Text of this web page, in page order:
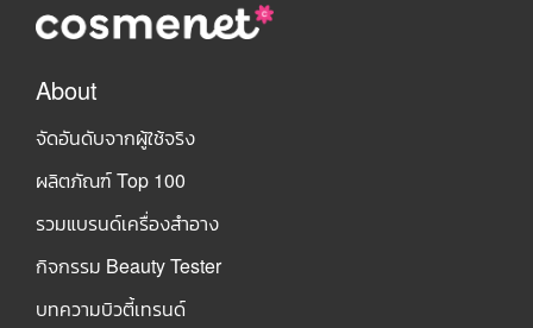
About
จัดอันดับจากผู้ใช้จริง
ผลิตภัณฑ์ Top 100
รวมแบรนด์เครื่องสำอาง
กิจกรรม Beauty Tester
บทความบิวตี้เทรนด์